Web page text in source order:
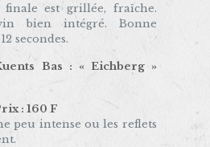
est grillée, fraîche.
bien intégré. Bonne
secondes.
Bas : « Eichberg »
: 160 F
peu intense ou les reflets